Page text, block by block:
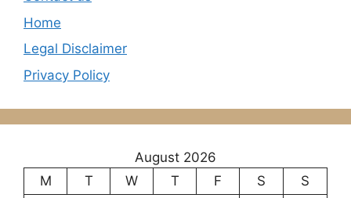
Home
Legal Disclaimer
Privacy Policy
August 2026
M
T W T F S
S